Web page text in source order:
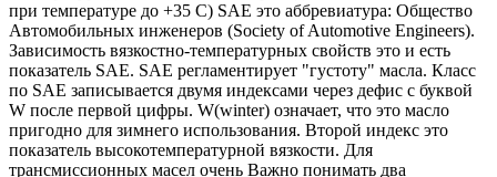
при температуре до +35 С) SAE это аббревиатура: Общество
Автомобильных инженеров (Society of Automotive Engineers).
Зависимость вязкостно-температурных свойств это и есть
показатель SAE. SAE регламентирует "густоту" масла. Класс
по SAE записывается двумя индексами через дефис с буквой
W после первой цифры. W(winter) означает, что это масло
пригодно для зимнего использования. Второй индекс это
показатель высокотемпературной вязкости. Для
трансмиссионных масел очень Важно понимать два